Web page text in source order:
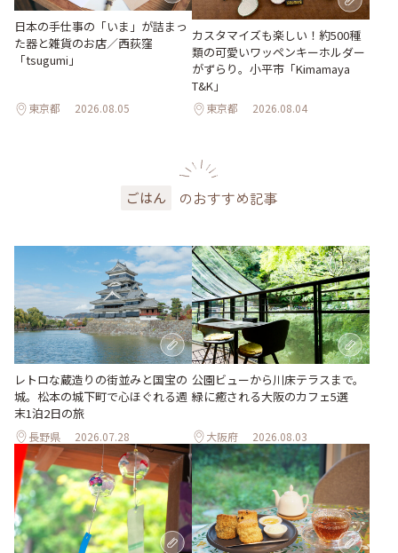
日本の手仕事の「いま」が詰まっ
た器と雑貨のお店／西荻窪
「tsugumi」
東京都 2026.08.05
カスタマイズも楽しい！約500種
類の可愛いワッペンキーホルダー
がずらり。小平市「Kimamaya
T&K」
東京都 2026.08.04
ごはん のおすすめ記事
レトロな蔵造りの街並みと国宝の
城。松本の城下町で心ほぐれる週
末1泊2日の旅
長野県 2026.07.28
公園ビューから川床テラスまで。
緑に癒される大阪のカフェ5選
大阪府 2026.08.03